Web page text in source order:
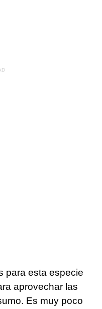
para esta especie
aprovechar las
Es muy poco